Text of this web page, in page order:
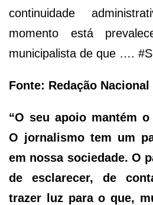
continuidade
momento está
municipalista de que ….
Fonte: Redação Nacional
“O seu apoio mantém
O jornalismo tem um
em nossa sociedade. O
de esclarecer, de
trazer luz para o que,